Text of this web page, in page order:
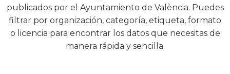
publicados por el Ayuntamiento de València. Puedes
filtrar por organización, categoría, etiqueta, formato
o licencia para encontrar los datos que necesitas de
manera rápida y sencilla.